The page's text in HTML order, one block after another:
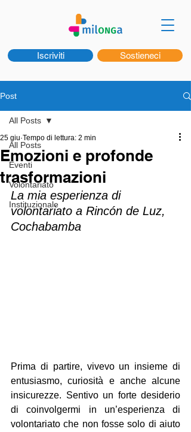
Iscriviti Sostieneci
Post
All Posts
Eventi
Volontariato
Instituzionale
All Posts
Emozioni e profonde
trasformazioni
25 giu Tempo di lettura: 2 min
La mia esperienza di
volontariato a Rincón de Luz,
Cochabamba
Prima di partire, vivevo un insieme di
entusiasmo, curiosità e anche alcune
insicurezze. Sentivo un forte desiderio
di coinvolgermi in un’esperienza di
volontariato che non fosse solo di aiuto